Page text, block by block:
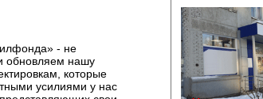
- не
обновляем нашу
которые
усилиями у нас